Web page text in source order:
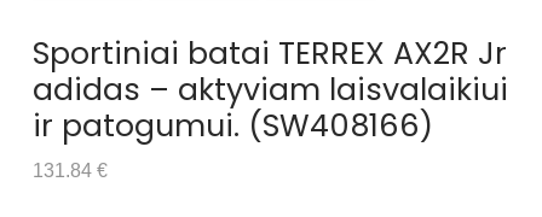
Sportiniai batai TERREX AX2R Jr
adidas – aktyviam laisvalaikiui
ir patogumui. (SW408166)
131.84 €